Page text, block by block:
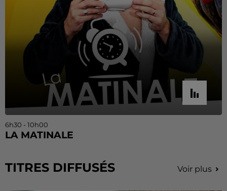
6h30 - 10h00
LA MATINALE
TITRES DIFFUSÉS Voir plus